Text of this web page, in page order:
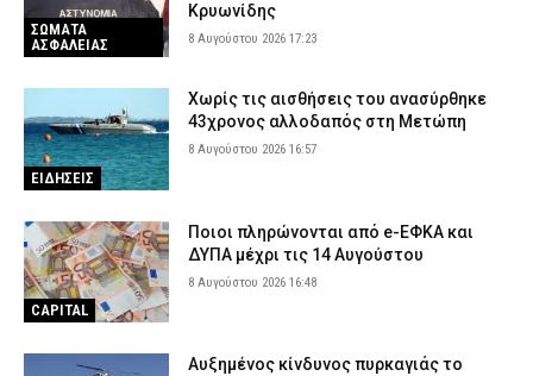
ΣΩΜΑΤΑ
ΑΣΦΑΛΕΙΑΣ
Κρυωνίδης
8 Αυγούστου 2026 17:23
ΕΙΔΗΣΕΙΣ
Χωρίς τις αισθήσεις του ανασύρθηκε
43χρονος αλλοδαπός στη Μετώπη
8 Αυγούστου 2026 16:57
CAPITAL
Ποιοι πληρώνονται από e-ΕΦΚΑ και
ΔΥΠΑ μέχρι τις 14 Αυγούστου
8 Αυγούστου 2026 16:48
Αυξημένος κίνδυνος πυρκαγιάς το